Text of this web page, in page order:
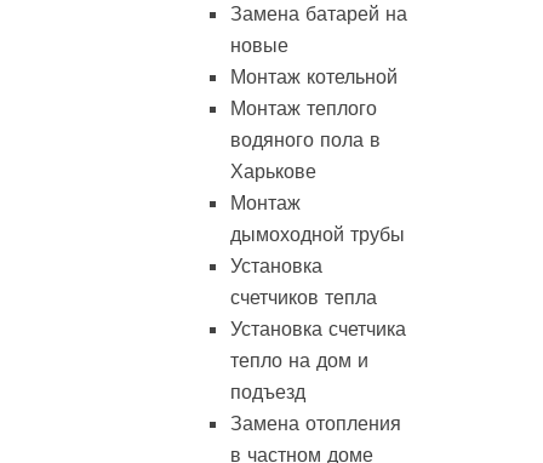
Замена батарей на
новые
Монтаж котельной
Монтаж теплого
водяного пола в
Харькове
Монтаж
дымоходной трубы
Установка
счетчиков тепла
Установка счетчика
тепло на дом и
подъезд
Замена отопления
в частном доме